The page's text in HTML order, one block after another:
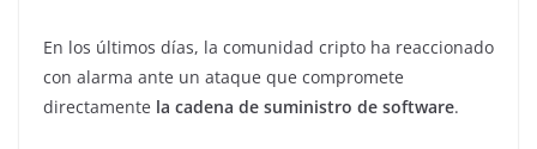
En los últimos días, la comunidad cripto ha reaccionado
con alarma ante un ataque que compromete
directamente la cadena de suministro de software.